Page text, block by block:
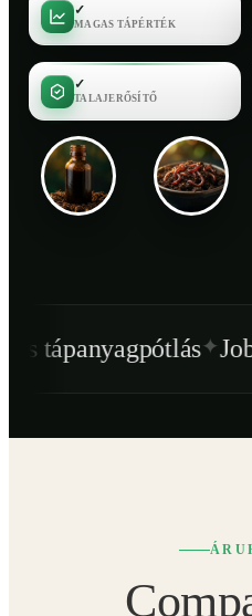
✓
MAGAS TÁPÉRTÉK
✓
TALAJERŐSÍTŐ
✦Jobb